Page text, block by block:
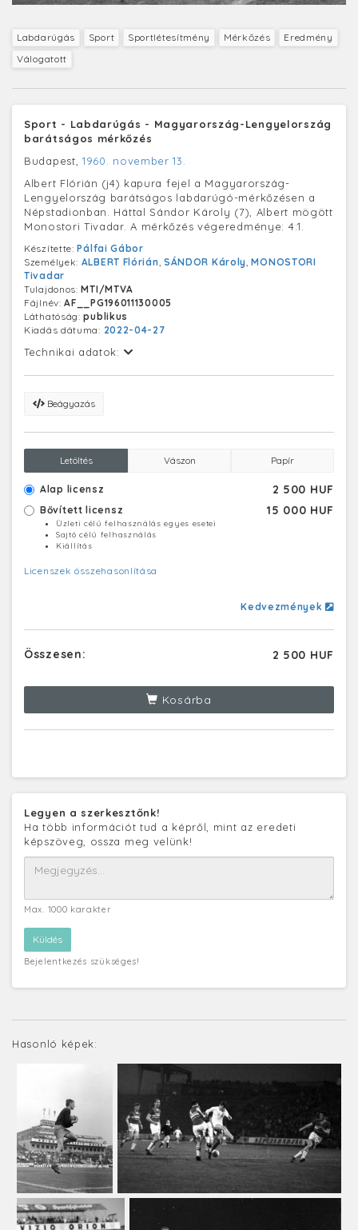
Labdarúgás Sport Sportlétesítmény Mérkőzés
Eredmény
Válogatott
Sport - Labdarúgás - Magyarország-Lengyelország
barátságos mérkőzés
Budapest, 1960. november 13.
Albert Flórián (j4) kapura fejel a Magyarország-
Lengyelország barátságos labdarúgó-mérkőzésen a
Népstadionban. Háttal Sándor Károly (7), Albert mögött
Monostori Tivadar. A mérkőzés végeredménye: 4:1.
Készítette:Pálfai Gábor
Személyek: ALBERT Flórián SÁNDOR Károly ,MONOSTORI
Tivadar
Tulajdonos:MTI/MTVA
Fájlnév:AF__PG196011130005
Láthatóság:publikus
Kiadás dátuma: 2022-04-27
Technikai adatok:
Beágyazás
Letöltés Vászon Papír
Alap licensz 2 500 HUF
Bővített licensz 15 000 HUF
Üzleti célú felhasználás egyes esetei
Sajtó célú felhasználás
Kiállítás
Licenszek összehasonlítása
Kedvezmények
Összesen: 2 500 HUF
Kosárba
Legyen a szerkesztőnk!
Ha több információt tud a képről, mint az eredeti
képszöveg, ossza meg velünk!
Max. 1000 karakter
Bejelentkezés szükséges!
Hasonló képek: